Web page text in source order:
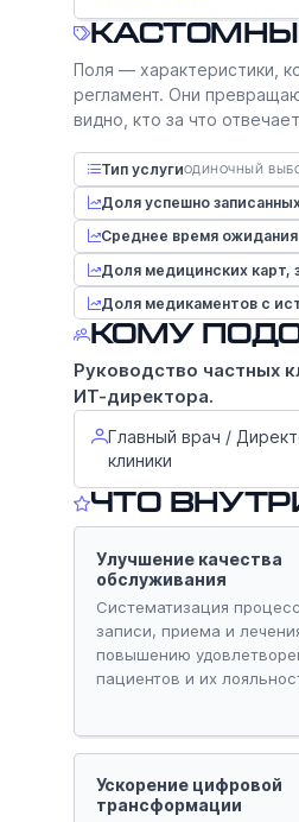
Поля — характеристики,
регламент. Они
видно, кто за что
Тип услугиОДИНОЧНЫЙ
Доля успешно
Среднее время ожидания
Доля медицинских карт,
Доля медикаментов с
Кому
Руководство частных
ИТ-директора.
Главный врач /
клиники
Что
Улучшение качества
обслуживания
Систематизация
записи, приема и
повышению
пациентов и их
Ускорение цифровой
трансформации